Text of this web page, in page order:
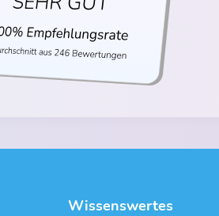
Wissenswertes